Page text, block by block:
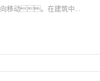
移动。在建筑中...